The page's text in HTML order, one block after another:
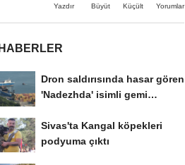
Yazdır Büyüt Küçült Yorumlar
Dron saldırısında hasar gören
'Nadezhda' isimli gemi
Sivas'ta Kangal köpekleri
podyuma çıktı